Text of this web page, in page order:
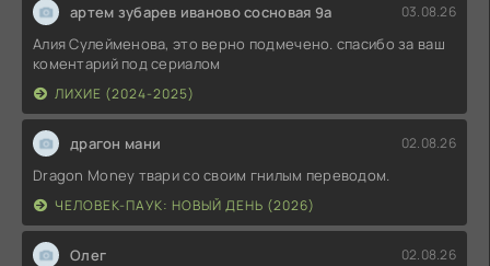
артем зубарев иваново сосновая 9а 03.08.26
Алия Сулейменова, это верно подмечено. спасибо за ваш
коментарий под сериалом
ЛИХИЕ (2024-2025)
драгон мани 02.08.26
Dragon Money твари со своим гнилым переводом.
ЧЕЛОВЕК-ПАУК: НОВЫЙ ДЕНЬ (2026)
Олег 02.08.26